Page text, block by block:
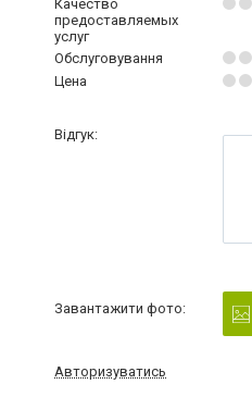
Качество
предоставляемых
услуг
Обслуговування
Цена
Відгук:
Завантажити фото:
Авторизуватись